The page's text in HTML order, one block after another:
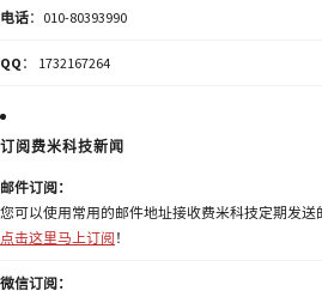
电话：010-80393990
QQ ： 1732167264
订阅费米科技新闻
邮件订阅：
您可以使用常用的邮件地址接收费米科技定期发送
点击这里马上订阅 ！
微信订阅：